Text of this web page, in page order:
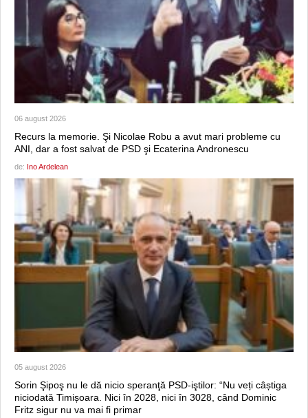
06 august 2026
Recurs la memorie. Şi Nicolae Robu a avut mari probleme cu
ANI, dar a fost salvat de PSD şi Ecaterina Andronescu
de: Ino Ardelean
05 august 2026
Sorin Şipoş nu le dă nicio speranţă PSD-iştilor: “Nu veți câștiga
niciodată Timișoara. Nici în 2028, nici în 3028, când Dominic
Fritz sigur nu va mai fi primar